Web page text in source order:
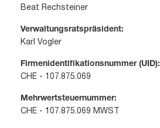
Beat Rechsteiner
Verwaltungsratspräsident:
Karl Vogler
Firmenidentifikationsnummer (UID):
CHE - 107.875.069
Mehrwertsteuernummer:
CHE - 107.875.069 MWST